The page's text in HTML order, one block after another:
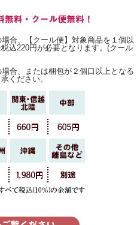
合、【クール便】対象商品を１個以
込220円が必要となります。(クール
合、または梱包が２個口以上となる
ください。